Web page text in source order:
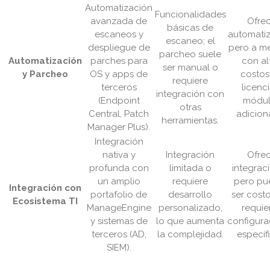
Automatización
y Parcheo
Automatización
avanzada de
escaneos y
despliegue de
parches para
OS y apps de
terceros
(Endpoint
Central, Patch
Manager Plus).
Funcionalidades
básicas de
escaneo; el
parcheo suele
ser manual o
requiere
integración con
otras
herramientas.
pero a
con
Integración con
Ecosistema TI
Integración
nativa y
profunda con
un amplio
portafolio de
ManageEngine
y sistemas de
terceros (AD,
SIEM).
Integración
limitada o
requiere
desarrollo
personalizado,
lo que aumenta
la complejidad.
pero
ser